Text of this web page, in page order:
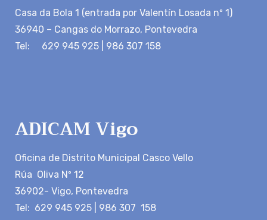
Casa da Bola 1 (entrada por Valentín Losada nº 1)
36940 – Cangas do Morrazo, Pontevedra
Tel: 629 945 925 | 986 307 158
ADICAM Vigo
Oficina de Distrito Municipal Casco Vello
Rúa Oliva Nº 12
36902- Vigo, Pontevedra
Tel: 629 945 925 | 986 307 158